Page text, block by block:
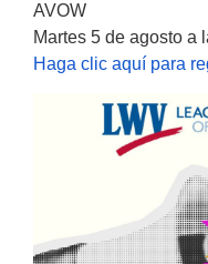
AVOW
Martes 5 de agosto a
Haga clic aquí para